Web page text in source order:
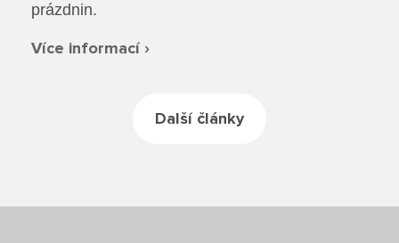
prázdnin.
Více informací ›
Další články